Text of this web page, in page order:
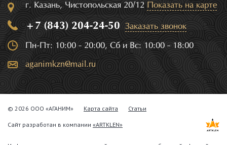
г. Казань, Чистопольская 20/12 Показать на карте
+7 (843) 204-24-50 Заказать звонок
Пн-Пт: 10:00 - 20:00, Сб и Вс: 10:00 - 18:00
aganimkzn@mail.ru
© 2026 ООО «АГАНИМ» Карта сайта Статьи
Сайт разработан в компании «ARTKLEN»